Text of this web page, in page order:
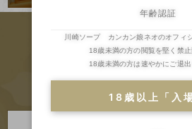
年齢認証
川崎ソープ カンカン娘ネオのオフィ
18歳未満の方の閲覧を堅く禁止
18歳未満の方は速やかにご退出
18歳以上「入場